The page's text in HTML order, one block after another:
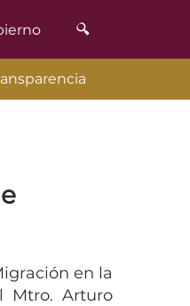
en la
Mtro. Arturo